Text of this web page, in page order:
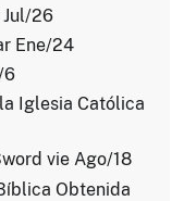
Jul/26
Ene/24
6
Iglesia Católica
vie Ago/18
Obtenida